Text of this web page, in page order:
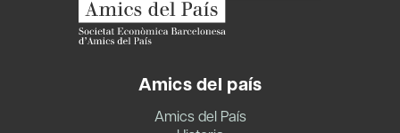
Amics del país
Amics del País